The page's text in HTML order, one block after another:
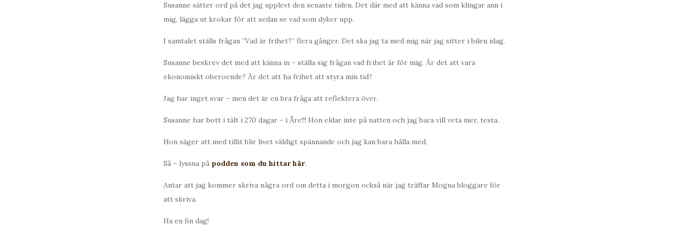
Susanne sätter ord på det jag upplevt den senaste tiden. Det där med att känna vad som klingar ann i
mig, lägga ut krokar för att sedan se vad som dyker upp.
I samtalet ställs frågan ”Vad är frihet?” flera gånger. Det ska jag ta med mig när jag sitter i bilen idag.
Susanne beskrev det med att känna in – ställa sig frågan vad frihet är för mig. Är det att vara
ekonomiskt oberoende? Är det att ha frihet att styra min tid?
Jag har inget svar – men det är en bra fråga att reflektera över.
Susanne har bott i tält i 270 dagar – i Åre!!! Hon eldar inte på natten och jag bara vill veta mer, testa.
Hon säger att med tillit blir livet väldigt spännande och jag kan bara hålla med.
Så – lyssna på podden som du hittar här.
Antar att jag kommer skriva några ord om detta i morgon också när jag träffar Mogna bloggare för
att skriva.
Ha en fin dag!